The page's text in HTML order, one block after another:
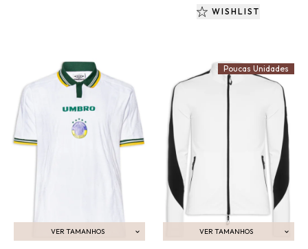
WISHLIST
VER TAMANHOS
ADICIONAR AO CARRINHO
VER TAMANHOS
ADICIONAR AO CARRINHO
Poucas Unidades